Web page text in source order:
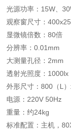
光源功率：15W、
观察窗尺寸：
显微镜倍数：80倍
分辨率：0.01mm
大测量孔径：2mm
透射光照度：1000lx
外形尺寸：800（L
电源：220V 50Hz
重量：约24kg
标准配置：主机，